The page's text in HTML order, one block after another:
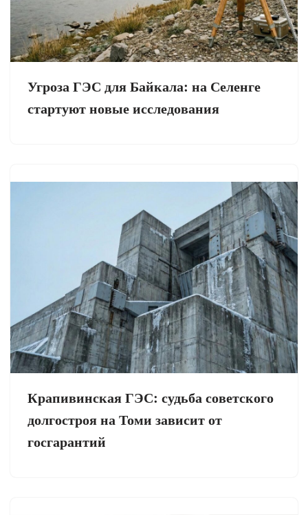
Угроза ГЭС для Байкала: на Селенге
стартуют новые исследования
Крапивинская ГЭС: судьба советского
долгостроя на Томи зависит от
госгарантий